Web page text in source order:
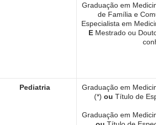
Graduação em
de Família e
Especialista em
EMestrado ou
Pediatria Graduação em
(*) ou Título de
Graduação em